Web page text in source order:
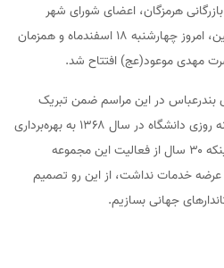
هرمزگان، اعضای شورای شهر
بندرعباس و جمعی دیگر از مسئولین، امروز چهارشنبه ۱۸ اسفندماه و همزمان
مهدی موعود(عج) افتتاح شد.
بندرعباس در این مراسم ضمن تبریک
نیمه شعبان، گفت: داروخانه شبانه روزی دانشگاه در سال ۱۳۶۸ به بهره‌برداری
رسید و در حال حاضر با توجه به اینکه ۳۰ سال از فعالیت این مجموعه
عرضه خدمات نداشت، از این رو تصمیم
جهانی بسازیم.